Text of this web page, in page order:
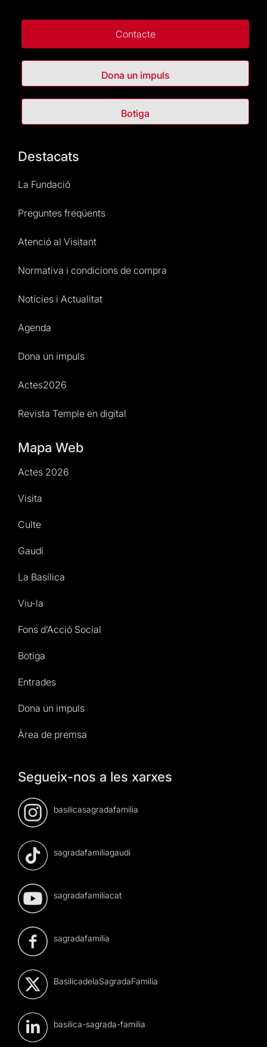
Contacte
Dona un impuls
Botiga
Destacats
La Fundació
Preguntes freqüents
Atenció al Visitant
Normativa i condicions de compra
Notícies i Actualitat
Agenda
Dona un impuls
Actes2026
Revista Temple en digital
Mapa Web
Actes 2026
Visita
Culte
Gaudí
La Basílica
Viu-la
Fons d’Acció Social
Botiga
Entrades
Dona un impuls
Àrea de premsa
Segueix-nos a les xarxes
basilicasagradafamilia
sagradafamiliagaudi
sagradafamiliacat
sagradafamilia
BasilicadelaSagradaFamilia
basilica-sagrada-familia